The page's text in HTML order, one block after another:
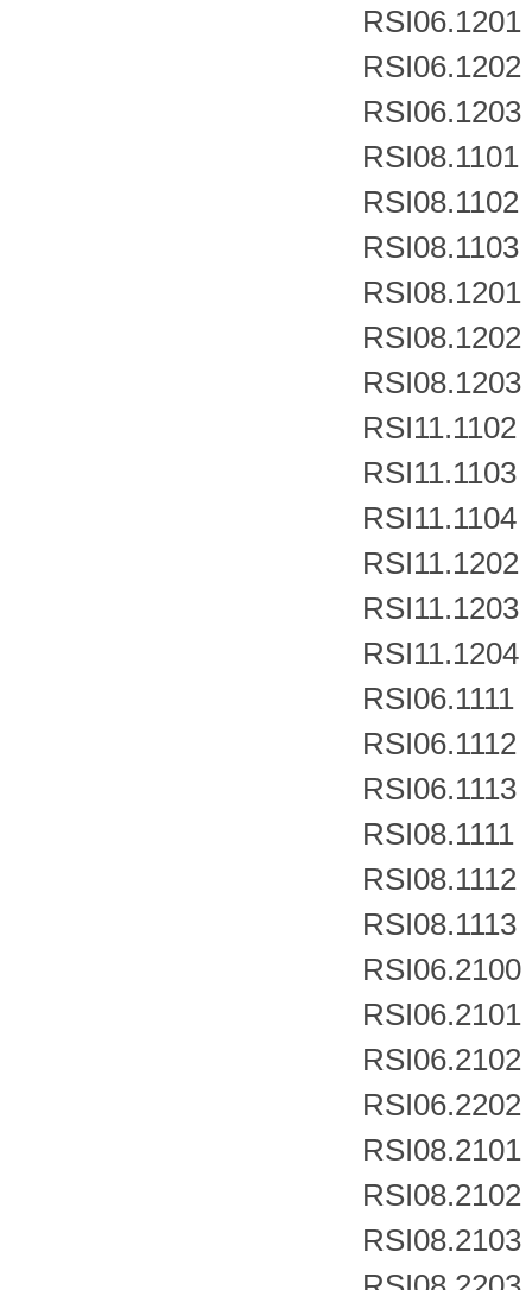
RSI06.1201
RSI06.1202
RSI06.1203
RSI08.1101
RSI08.1102
RSI08.1103
RSI08.1201
RSI08.1202
RSI08.1203
RSI11.1102
RSI11.1103
RSI11.1104
RSI11.1202
RSI11.1203
RSI11.1204
RSI06.1111
RSI06.1112
RSI06.1113
RSI08.1111
RSI08.1112
RSI08.1113
RSI06.2100
RSI06.2101
RSI06.2102
RSI06.2202
RSI08.2101
RSI08.2102
RSI08.2103